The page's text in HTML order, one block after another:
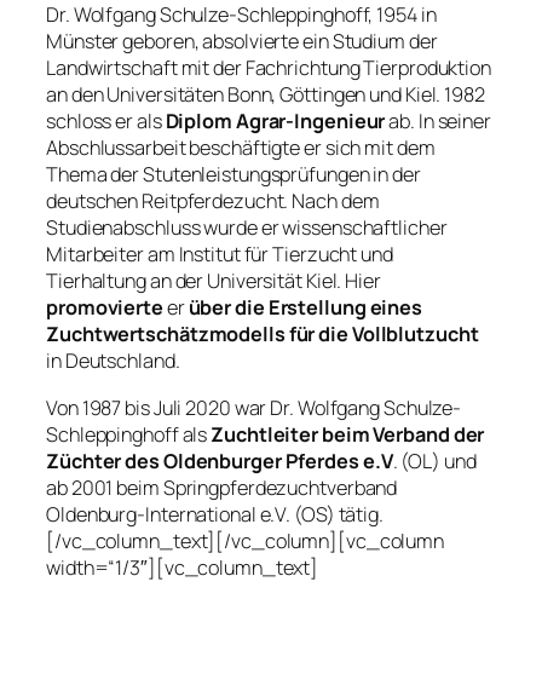
Dr. Wolfgang Schulze-Schleppinghoff, 1954 in
Münster geboren, absolvierte ein Studium der
Landwirtschaft mit der Fachrichtung Tierproduktion
an den Universitäten Bonn, Göttingen und Kiel. 1982
schloss er alsDiplom Agrar-Ingenieurab. In seiner
Abschlussarbeit beschäftigte er sich mit dem
Thema der Stutenleistungsprüfungen in der
deutschen Reitpferdezucht. Nach dem
Studienabschluss wurde er wissenschaftlicher
Mitarbeiter am Institut für Tierzucht und
Tierhaltung an der Universität Kiel. Hier
promovierteerüber die Erstellung eines
Zuchtwertschätzmodells für die Vollblutzucht
in Deutschland.
Von 1987 bis Juli 2020 war Dr. Wolfgang Schulze-
Schleppinghoff alsZuchtleiter beim Verband der
Züchter des Oldenburger Pferdes e.V. (OL) und
ab 2001 beim Springpferdezuchtverband
Oldenburg-International e.V. (OS) tätig.
[/vc_column_text][/vc_column][vc_column
width=“1/3″][vc_column_text]